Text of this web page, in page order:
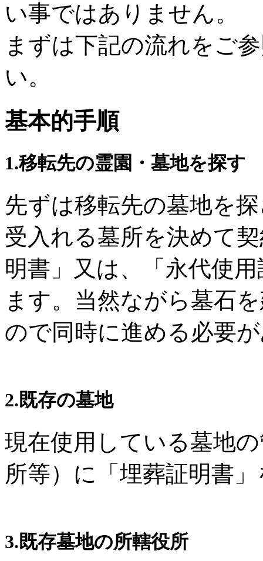
い事ではありません。
まずは下記の流れをご
い。
基本的手順
1.移転先の霊園・墓地を探す
先ずは移転先の墓地を
受入れる墓所を決めて
明書」又は、「永代使
ます。当然ながら墓石
ので同時に進める必要
2.既存の墓地
現在使用している墓地
所等）に「埋葬証明書
3.既存墓地の所轄役所